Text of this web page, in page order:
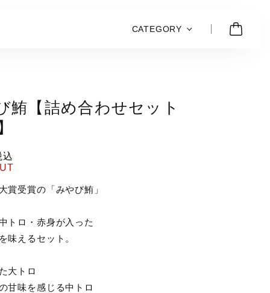
CATEGORY
鮪【詰め合わせセット
込
賞受賞の「みやび鮪」
トロ・赤身が入った
味えるセット。
大トロ
甘味を感じる中トロ